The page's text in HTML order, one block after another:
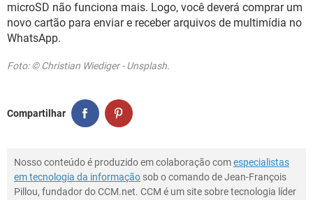
microSD não funciona mais. Logo, você deverá comprar um
novo cartão para enviar e receber arquivos de multimídia no
WhatsApp.
Foto: © Christian Wiediger - Unsplash.
Compartilhar
Nosso conteúdo é produzido em colaboração comespecialistas
em tecnologia da informação sob o comando de Jean-François
Pillou, fundador do CCM.net. CCM é um site sobre tecnologia líder